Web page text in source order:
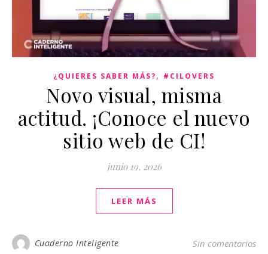
¿QUIERES SABER MÁS?, #CILOVERS
Novo visual, misma
actitud. ¡Conoce el nuevo
sitio web de CI!
junio 19, 2026
LEER MÁS
Cuaderno Inteligente Sin comentarios